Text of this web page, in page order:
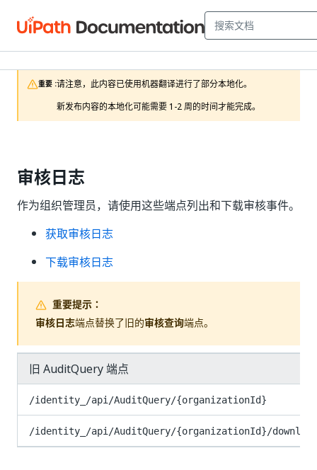
重要 :请注意，此内容已使用机器翻译进行了部分本地化。
新发布内容的本地化可能需要 1-2 周的时间才能完成。
审核日志
作为组织管理员，请使用这些端点列出和下载审核事件。
获取审核日志
下载审核日志
重要提示：
审核日志端点替换了旧的审核查询端点。
旧 AuditQuery 端点
/identity_/api/AuditQuery/{organizationId}
/identity_/api/AuditQuery/{organizationId}/download